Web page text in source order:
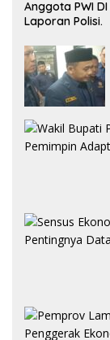
Anggota PWI DI Usir Tetangga dan Di
Laporan Polisi.